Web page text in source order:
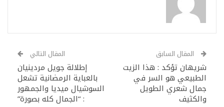
المقال السابق
شريهان تؤكد : هذا الزيت
الطبيعي هو السر في
جمال شعري الطويل
والكثيف
المقال التالي
إطلالة جويل مردينيان
بالعباية الرمضانية تشعل
السوشيال ميديا والجمهور
: “الجمال كله بصورة”